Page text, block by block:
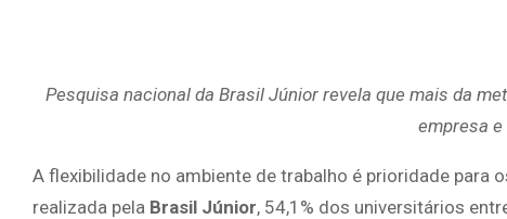
Pesquisa nacional da Brasil Júnior revela que mais da
empresa
A flexibilidade no ambiente de trabalho é prioridade para
realizada pela Brasil Júnior, 54,1% dos universitários